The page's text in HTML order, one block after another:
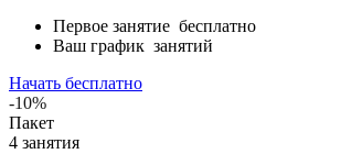
Первое занятие бесплатно
Ваш график занятий
Начать бесплатно
-10%
Пакет
4 занятия